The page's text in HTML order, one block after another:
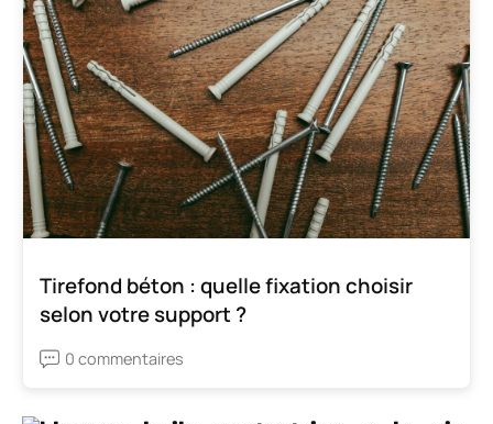
Tirefond béton : quelle fixation choisir
selon votre support ?
0 commentaires